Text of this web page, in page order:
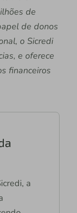
de
de donos
o Sicredi
e oferece
financeiros
a